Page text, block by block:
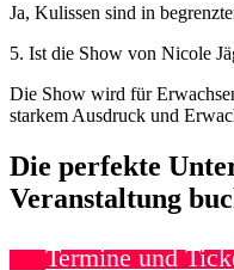
Ja, Kulissen sind in
5. Ist die Show von Nicole
Die Show wird für
starkem Ausdruck und
Die perfekte
Veranstaltung
Termine und